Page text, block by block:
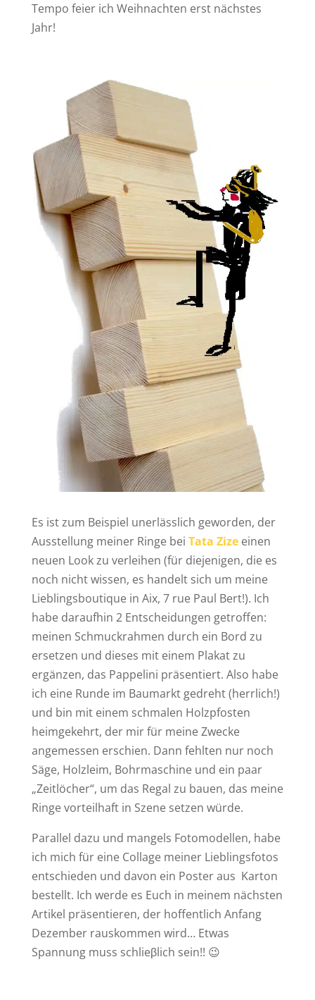
Tempo feier ich Weihnachten erst nächstes
Jahr!
Es ist zum Beispiel unerlässlich geworden, der
Ausstellung meiner Ringe bei Tata Zize einen
neuen Look zu verleihen (für diejenigen, die es
noch nicht wissen, es handelt sich um meine
Lieblingsboutique in Aix, 7 rue Paul Bert!). Ich
habe daraufhin 2 Entscheidungen getroffen:
meinen Schmuckrahmen durch ein Bord zu
ersetzen und dieses mit einem Plakat zu
ergänzen, das Pappelini präsentiert. Also habe
ich eine Runde im Baumarkt gedreht (herrlich!)
und bin mit einem schmalen Holzpfosten
heimgekehrt, der mir für meine Zwecke
angemessen erschien. Dann fehlten nur noch
Säge, Holzleim, Bohrmaschine und ein paar
„Zeitlöcher“, um das Regal zu bauen, das meine
Ringe vorteilhaft in Szene setzen würde.
Parallel dazu und mangels Fotomodellen, habe
ich mich für eine Collage meiner Lieblingsfotos
entschieden und davon ein Poster aus Karton
bestellt. Ich werde es Euch in meinem nächsten
Artikel präsentieren, der hoffentlich Anfang
Dezember rauskommen wird… Etwas
Spannung muss schlieβlich sein!! 😉